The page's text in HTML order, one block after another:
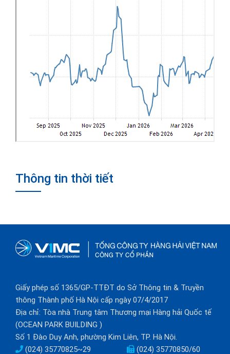
Thông tin thời tiết
Giấy phép số 1365/GP-TTĐT do Sở Thông tin & Truyền
thông Thành phố Hà Nội cấp ngày 07/4/2017
Địa chỉ: Tòa nhà Trung tâm Thương mại Hàng hải Quốc tế
(OCEAN PARK BUILDING )
Số 1 Đào Duy Anh, phường Kim Liên, TP. Hà Nội.
(024) 35770825~29
(024) 35770850/60